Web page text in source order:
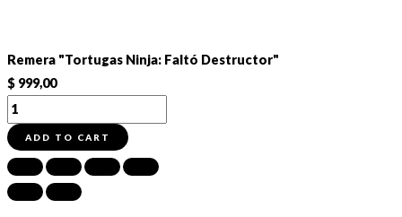
Remera "Tortugas Ninja: Faltó Destructor"
$ 999,00
Remera
"Tortugas
Ninja:
Faltó
Destructor"
ADD TO CART